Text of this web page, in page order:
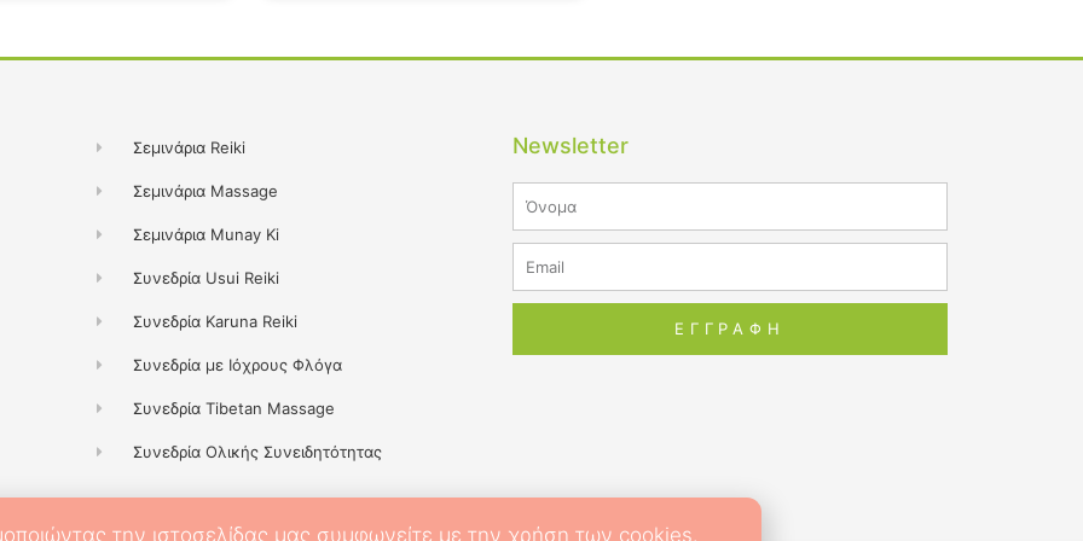
Σεμινάρια Reiki
Σεμινάρια Massage
Σεμινάρια Munay Ki
Συνεδρία Usui Reiki
Συνεδρία Karuna Reiki
Συνεδρία με Ιόχρους Φλόγα
Συνεδρία Tibetan Massage
Συνεδρία Ολικής Συνειδητότητας
Newsletter
Name
Email
ΕΓΓΡΑΦΗ
την ιστοσελίδας μας συμφωνείτε με την χρήση των cookies.